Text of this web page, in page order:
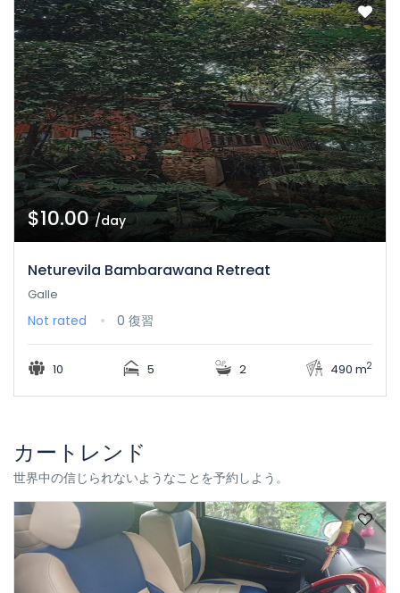
$10.00/day
Neturevila Bambarawana Retreat
Galle
Not rated 0 復習
10 5 2 490 m2
カートレンド
世界中の信じられないようなことを予約しよう。